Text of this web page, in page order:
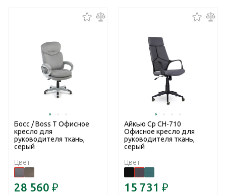
Босс / Boss T Офисное
кресло для
руководителя ткань,
серый
Цвет:
28 560 ₽
Айкью Ср CH-710
Офисное кресло для
руководителя ткань,
серый
Цвет:
15 731 ₽